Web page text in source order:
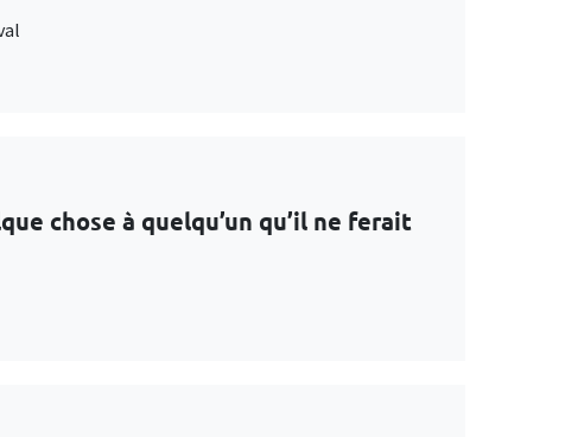
chose à quelqu’un qu’il ne ferait